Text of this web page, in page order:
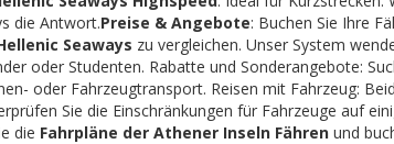
die Antwort.Preise & Angebote: Buchen Sie Ihre
Seaways zu vergleichen. Unser System
oder Studenten. Rabatte und Sonderangebote:
oder Fahrzeugtransport. Reisen mit Fahrzeug:
Sie die Einschränkungen für Fahrzeuge auf
die Fahrpläne der Athener Inseln Fähren und